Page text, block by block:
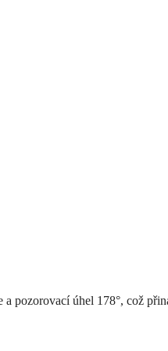
pozorovací úhel 178°, což